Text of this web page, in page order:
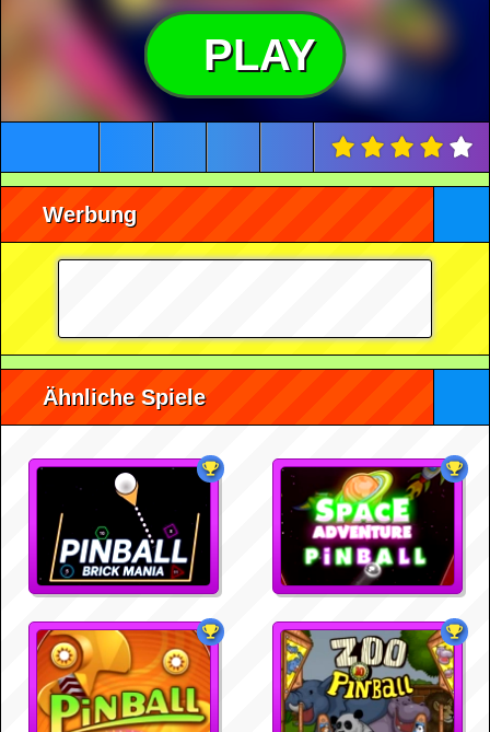
PLAY
Werbung
Ähnliche Spiele